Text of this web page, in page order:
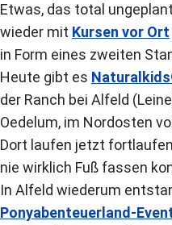
Etwas, das total
wieder mit Kursen vor Ort
in Form eines zweiten
Heute gibt es
der Ranch bei Alfeld
Oedelum, im Nordosten
Dort laufen jetzt
nie wirklich Fuß fassen
In Alfeld wiederum
Ponyabenteuerland-